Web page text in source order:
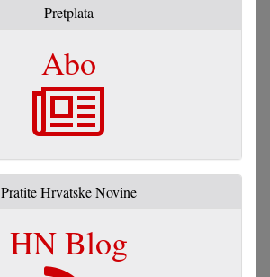
Pretplata
Abo
Pratite Hrvatske Novine
HN Blog